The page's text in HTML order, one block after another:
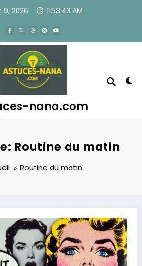
9, 2026 11:58:43 AM
nana.com
Routine du matin
Routine du matin